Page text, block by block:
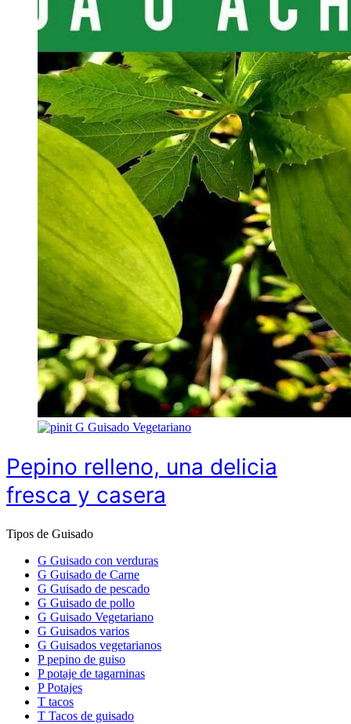
G Guisado Vegetariano
Pepino relleno, una delicia
fresca y casera
Tipos de Guisado
G Guisado con verduras
G Guisado de Carne
G Guisado de pescado
G Guisado de pollo
G Guisado Vegetariano
G Guisados varios
G Guisados vegetarianos
P pepino de guiso
P potaje de tagarninas
P Potajes
T tacos
T Tacos de guisado